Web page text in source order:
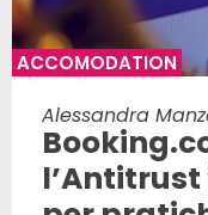
ACCOMODATION
Alessandra